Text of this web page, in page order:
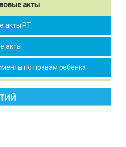
акты
акты РТ
акты
по правам ребенка